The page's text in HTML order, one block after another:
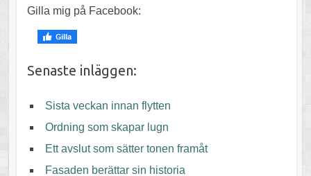
Gilla mig på Facebook:
Senaste inläggen:
Sista veckan innan flytten
Ordning som skapar lugn
Ett avslut som sätter tonen framåt
Fasaden berättar sin historia